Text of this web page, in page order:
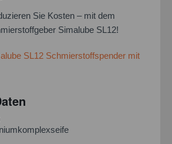
zur Kenntnis
Sie Kosten – mit dem
Simalube SL12!
SL12 Schmierstoffspender mit